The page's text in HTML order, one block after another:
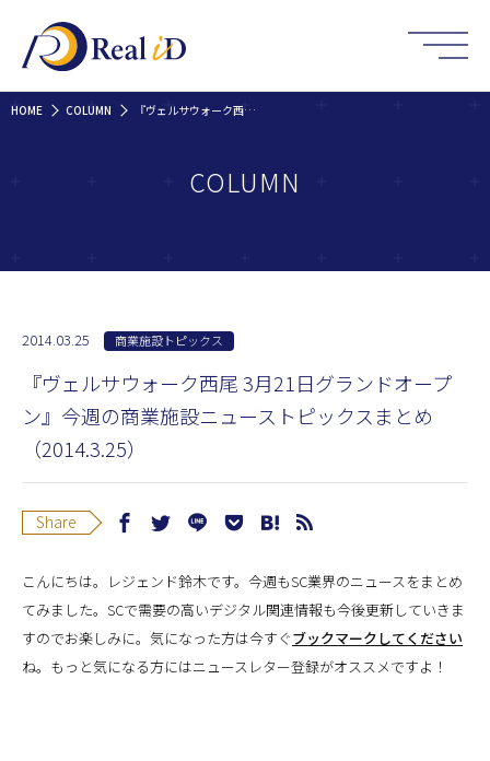
HOME COLUMN 『ヴェルサウォーク西尾 3月21日グランドオープン』今週の商業施設ニューストピックスまとめ（2014.3.25）
COLUMN
2014.03.25 商業施設トピックス
『ヴェルサウォーク西尾 3月21日グランドオープ
ン』今週の商業施設ニューストピックスまとめ
（2014.3.25）
Share
こんにちは。レジェンド鈴木です。今週もSC業界のニュースをまとめ
てみました。SCで需要の高いデジタル関連情報も今後更新していきま
すのでお楽しみに。 気になった方は今すぐブックマークしてください
ね。もっと気になる方にはニュースレター登録がオススメですよ！